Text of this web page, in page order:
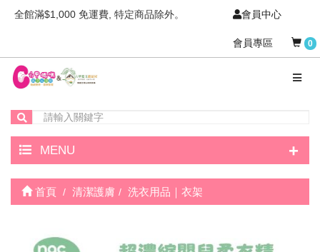
全館滿$1,000 免運費, 特定商品除外。 會員中心
會員專區 0
MENU +
首頁 清潔護膚 洗衣用品｜衣架